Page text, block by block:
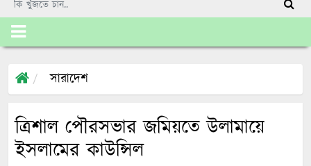
সারাদেশ
ত্রিশাল পৌরসভার জমিয়তে উলামায়ে
ইসলামের কাউন্সিল